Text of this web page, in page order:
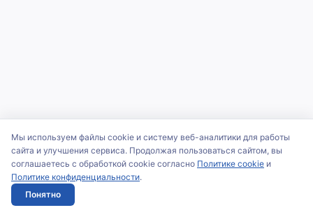
Мы используем файлы cookie и систему веб-аналитики для работы
сайта и улучшения сервиса. Продолжая пользоваться сайтом, вы
соглашаетесь с обработкой cookie согласно Политике cookie и
Политике конфиденциальности.
Понятно